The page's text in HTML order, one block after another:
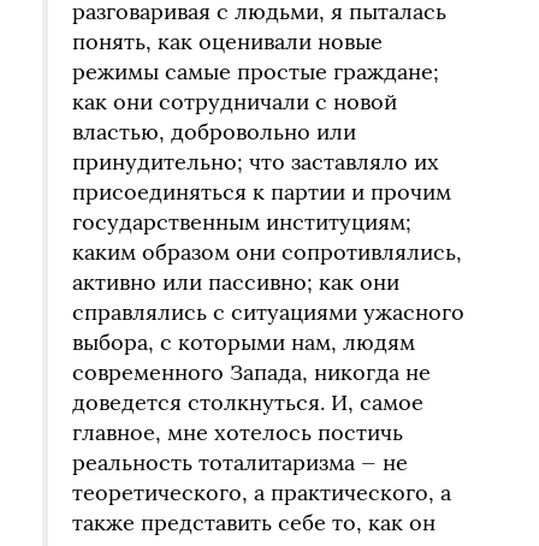
разговаривая с людьми, я пыталась
понять, как оценивали новые
режимы самые простые граждане;
как они сотрудничали с новой
властью, добровольно или
принудительно; что заставляло их
присоединяться к партии и прочим
государственным институциям;
каким образом они сопротивлялись,
активно или пассивно; как они
справлялись с ситуациями ужасного
выбора, с которыми нам, людям
современного Запада, никогда не
доведется столкнуться. И, самое
главное, мне хотелось постичь
реальность тоталитаризма — не
теоретического, а практического, а
также представить себе то, как он